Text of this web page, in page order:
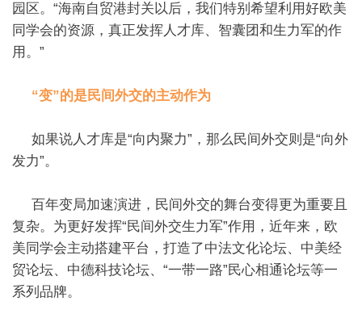
园区。“海南自贸港封关以后，我们特别希望利用好欧美
同学会的资源，真正发挥人才库、智囊团和生力军的作
用。”
“变”的是民间外交的主动作为
如果说人才库是“向内聚力”，那么民间外交则是“向外
发力”。
百年变局加速演进，民间外交的舞台变得更为重要且
复杂。为更好发挥“民间外交生力军”作用，近年来，欧
美同学会主动搭建平台，打造了中法文化论坛、中美经
贸论坛、中德科技论坛、“一带一路”民心相通论坛等一
系列品牌。